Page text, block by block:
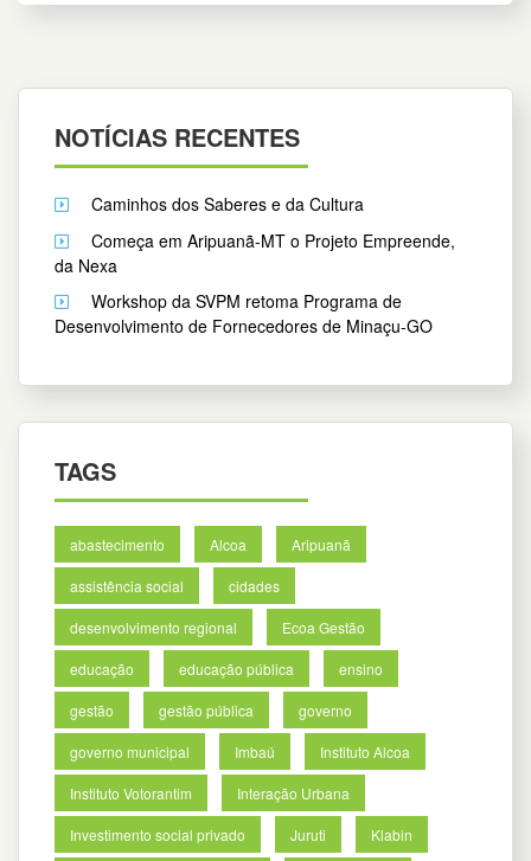
NOTÍCIAS RECENTES
Caminhos dos Saberes e da Cultura
Começa em Aripuanã-MT o Projeto Empreende,
da Nexa
Workshop da SVPM retoma Programa de
Desenvolvimento de Fornecedores de Minaçu-GO
TAGS
abastecimento Alcoa Aripuanã
assistência social cidades
desenvolvimento regional Ecoa Gestão
educação educação pública ensino
gestão gestão pública governo
governo municipal Imbaú Instituto Alcoa
Instituto Votorantim Interação Urbana
Investimento social privado Juruti Klabin